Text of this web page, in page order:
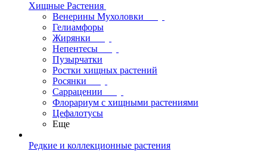
Хищные Растения
Венерины Мухоловки
Гелиамфоры
Жирянки
Непентесы
Пузырчатки
Ростки хищных растений
Росянки
Саррацении
Флорариум с хищными растениями
Цефалотусы
Еще
Редкие и коллекционные растения